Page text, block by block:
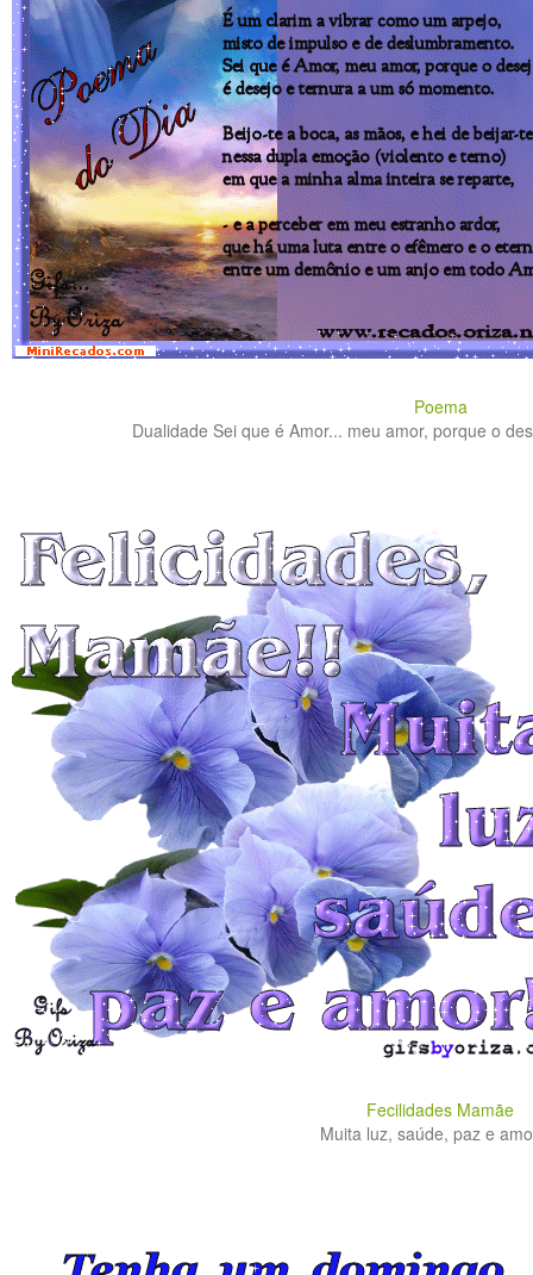
Poema
Dualidade Sei que é Amor... meu amor, porque o
Fecilidades Mamãe
Muita luz, saúde, paz e